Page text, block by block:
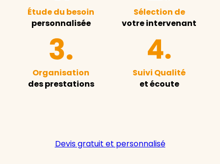
Étude du besoin
personnalisée
Sélection de
votre intervenant
Organisation
des prestations
Suivi Qualité
et écoute
Devis gratuit et personnalisé